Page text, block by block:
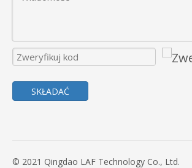
SKŁADAĆ
© 2021 Qingdao LAF